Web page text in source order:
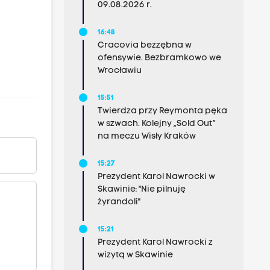
09.08.2026 r.
16:48
Cracovia bezzębna w
ofensywie. Bezbramkowo we
Wrocławiu
15:51
Twierdza przy Reymonta pęka
w szwach. Kolejny „Sold Out”
na meczu Wisły Kraków
15:27
Prezydent Karol Nawrocki w
Skawinie: "Nie pilnuję
żyrandoli"
15:21
Prezydent Karol Nawrocki z
wizytą w Skawinie